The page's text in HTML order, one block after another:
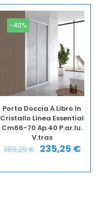
-40%
Porta Doccia A Libro In
Cristallo Linea Essential
Cm66-70 Ap.40 P.ar.lu.
V.tras
389,29€ 235,25 €